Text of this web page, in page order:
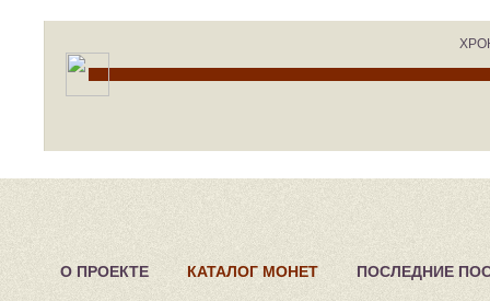
О ПРОЕКТЕ КАТАЛОГ МОНЕТ ПОСЛЕДНИЕ